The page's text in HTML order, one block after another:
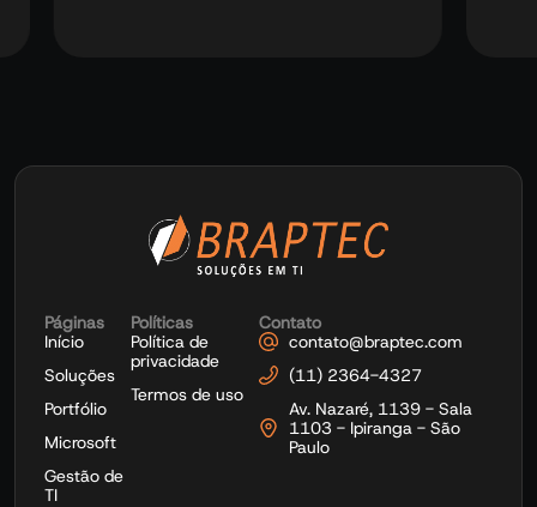
Páginas
Início
Soluções
Portfólio
Microsoft
Gestão de
TI
Políticas
Política de
privacidade
Termos de uso
Contato
contato@braptec.com
(11) 2364-4327
Av. Nazaré, 1139 - Sala
1103 - Ipiranga - São
Paulo